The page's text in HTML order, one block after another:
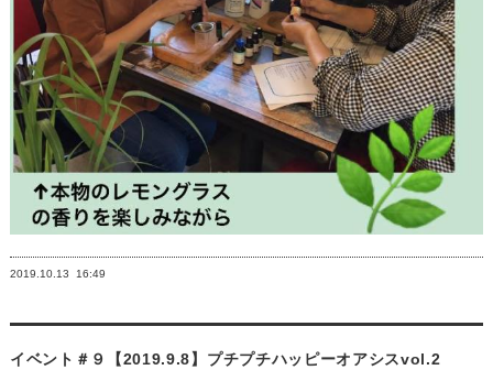
2019.10.13 16:49
イベント＃９【2019.9.8】プチプチハッピーオアシスvol.2